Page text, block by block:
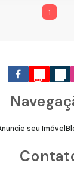
1
seu Imóvel